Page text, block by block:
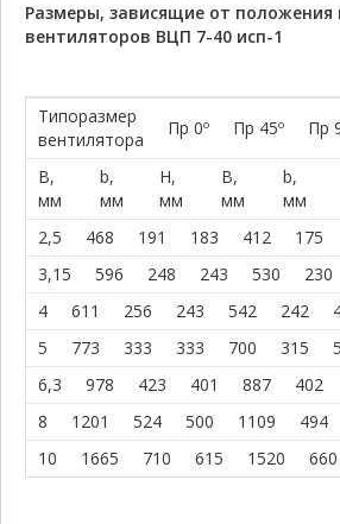
Размеры, зависящие от положения
вентиляторов ВЦП 7-40 исп-1
Типоразмер
вентилятора
Пр 0º Пр 45º Пр
В,
мм
b,
мм
H,
мм
В,
мм
b,
мм
2,5
468 191 183 412 175
3,15
596 248 243 530 230
4
611 256 243 542 242
5
773 333 333 700 315
6,3
978 423 401 887 402
8
1201 524 500 1109 494
10
1665 710 615 1520 660